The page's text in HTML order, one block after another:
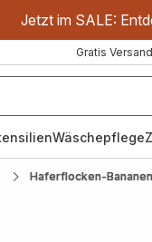
Jetzt im SALE:
Gratis
Wäschepflege
Haferflocken-